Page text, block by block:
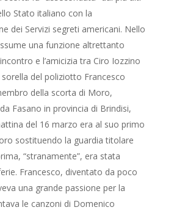
Stato italiano con la
dei Servizi segreti americani. Nello
una funzione altrettanto
e l’amicizia tra Ciro Iozzino
sorella del poliziotto Francesco
della scorta di Moro,
Fasano in provincia di Brindisi,
del 16 marzo era al suo primo
sostituendo la guardia titolare
“stranamente”, era stata
Francesco, diventato da poco
una grande passione per la
le canzoni di Domenico